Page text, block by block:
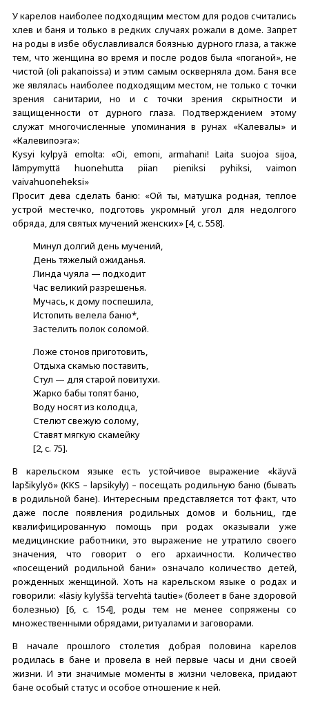
У карелов наиболее подходящим местом для родов считались
хлев и баня и только в редких случаях рожали в доме. Запрет
на роды в избе обуславливался боязнью дурного глаза, а также
тем, что женщина во время и после родов была «поганой», не
чистой (oli pakanoissa) и этим самым оскверняла дом. Баня все
же являлась наиболее подходящим местом, не только с точки
зрения санитарии, но и с точки зрения скрытности и
защищенности от дурного глаза. Подтверждением этому
служат многочисленные упоминания в рунах «Калевалы» и
«Калевипоэга»:
Kysyi kylpyä emolta: «Oi, emoni, armahani! Laita suojoa sijoa,
lämpymyttä huоnеhuttа piian рiеniksi pyhiksi, vaimon
vaivahuoneheksi»
Просит дева сделать баню: «Ой ты, матушка родная, теплое
устрой местечко, подготовь укромный угол для недолгого
обряда, для святых мучений женских» [4, c. 558].
Минул долгий день мучений,
День тяжелый ожиданья.
Линда чуяла — подходит
Час великий разрешенья.
Мучась, к дому поспешила,
Истопить велела баню*,
Застелить полок соломой.
Ложе стонов приготовить,
Отдыха скамью поставить,
Стул — для старой повитухи.
Жарко бабы топят баню,
Воду носят из колодца,
Стелют свежую солому,
Ставят мягкую скамейку
[2, c. 75].
В карельском языке есть устойчивое выражение «käyvä
lapšikylyö» (KKS – lapsikyly) – посещать родильную баню (бывать
в родильной бане). Интересным представляется тот факт, что
даже после появления родильных домов и больниц, где
квалифицированную помощь при родах оказывали уже
медицинские работники, это выражение не утратило своего
значения, что говорит о его архаичности. Количество
«посещений родильной бани» означало количество детей,
рожденных женщиной. Хоть на карельском языке о родах и
говорили: «läsiy kylyššä tervehtä tautie» (болеет в бане здоровой
болезнью) [6, c. 154], роды тем не менее сопряжены со
множественными обрядами, ритуалами и заговорами.
В начале прошлого столетия добрая половина карелов
родилась в бане и провела в ней первые часы и дни своей
жизни. И эти значимые моменты в жизни человека, придают
бане особый статус и особое отношение к ней.